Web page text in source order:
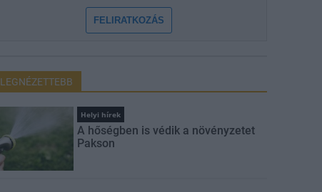
FELIRATKOZÁS
LEGNÉZETTEBB
Helyi hírek
A hőségben is védik a növényzetet
Pakson